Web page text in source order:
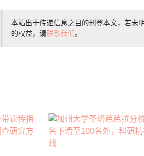
本站出于传递信息之目的刊登本文，若未
的权益，请联系我们。